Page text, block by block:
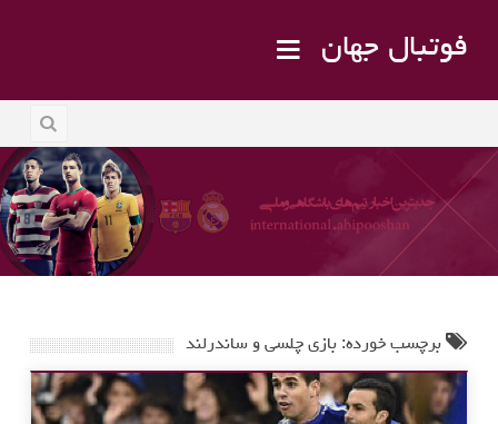
فوتبال جهان
برچسب خورده: بازی چلسی و ساندرلند